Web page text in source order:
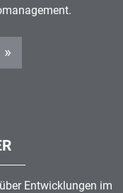
.
Entwicklungen im